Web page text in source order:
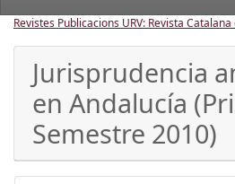
Revistes Publicacions URV: Revista
Jurisprudencia
en Andalucía
Semestre 2010)